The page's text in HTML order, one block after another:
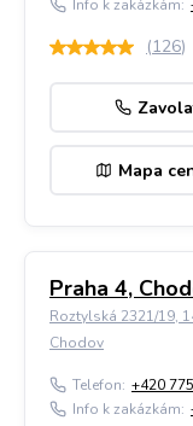
Info k zakázkám:
(126)
Mapa
Praha 4,
Roztylská 2321/19,
Chodov
Telefon: +420
Info k zakázkám: